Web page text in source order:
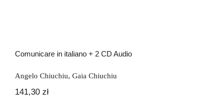
Comunicare in italiano + 2 CD Audio
Angelo Chiuchiu, Gaia Chiuchiu
141,30 zł